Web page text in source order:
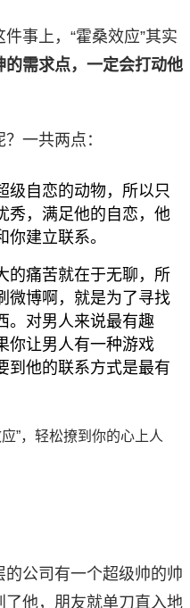
事上，“霍桑效应”其实
的需求点，一定会打动他
一共两点：
级自恋的动物，所以只
秀，满足他的自恋，他
建立联系。
的痛苦就在于无聊，所
微博啊，就是为了寻找
。对男人来说最有趣
你让男人有一种游戏
到他的联系方式是最有
公司有一个超级帅的帅
他，朋友就单刀直入地